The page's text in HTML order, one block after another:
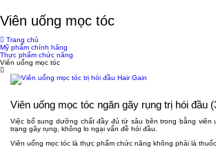
Viên uống mọc tóc
Trang chủ
Mỹ phẩm chính hãng
Thực phẩm chức năng
Viên uống mọc tóc
Viên uống mọc tóc ngăn gãy rụng trị hói đầu
Việc bổ sung dưỡng chất đầy đủ từ sâu bên trong bằng
trạng gãy rụng, không lo ngại vấn đề hói đầu.
Viên uống mọc tóc là thực phẩm chức năng không phải là